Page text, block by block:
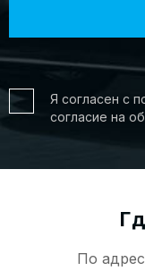
Я согласен с
согласие на
По